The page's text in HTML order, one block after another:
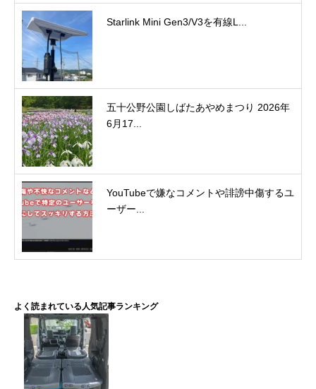
Starlink Mini Gen3/V3を有線L...
五十公野公園しばたあやめまつり 2026年
6月17...
YouTubeで嫌なコメントや誹謗中傷するユ
ーザー...
よく読まれている人気記事ランキング